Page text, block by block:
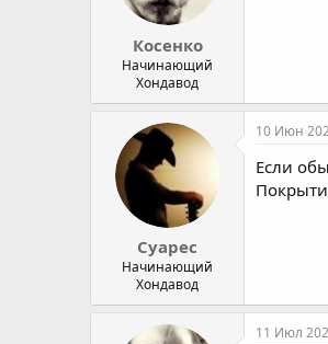
Косенко
Начинающий
Хондавод
Суарес
Начинающий
Хондавод
10 Июн
Если
11 Июл